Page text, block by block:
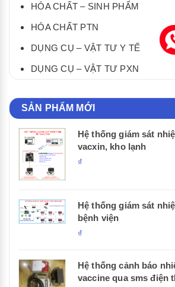
HÓA CHẤT – SINH PHẨM
HÓA CHẤT PTN
DỤNG CỤ – VẬT TƯ Y TẾ
DỤNG CỤ – VẬT TƯ PXN
SẢN PHẨM MỚI
Hệ thống giám sát
vacxin, kho lạnh
₫
Hệ thống giám sát
bệnh viện
₫
Hệ thống cảnh báo
vaccine qua sms điện